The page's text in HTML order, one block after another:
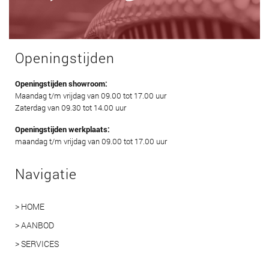
Openingstijden
Openingstijden showroom:
Maandag t/m vrijdag van 09.00 tot 17.00 uur
Zaterdag van 09.30 tot 14.00 uur
Openingstijden werkplaats:
maandag t/m vrijdag van 09.00 tot 17.00 uur
Navigatie
> HOME
> AANBOD
> SERVICES